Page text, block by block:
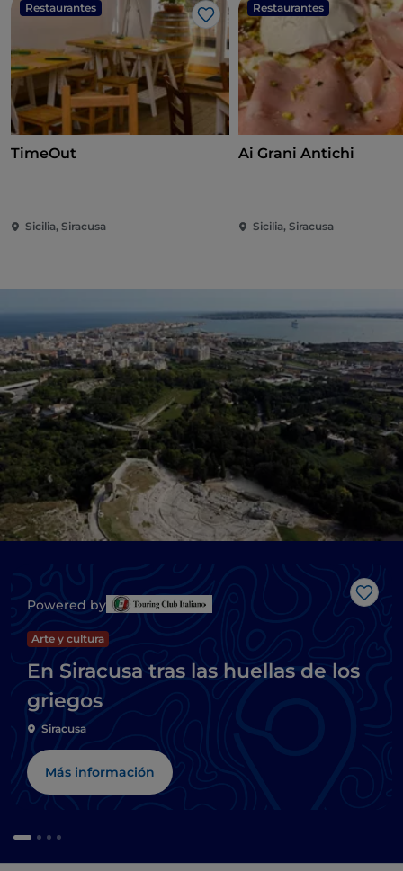
Restaurantes
Me gusta
TimeOut
Sicilia, Siracusa
Restaurantes
Ai Grani Antichi
Sicilia, Siracusa
Me
Powered by
Arte y cultura
En Siracusa tras las huellas de los
griegos
Siracusa
Más información